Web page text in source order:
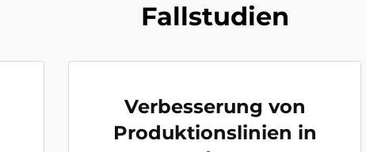
Fallstudien
Verbesserung von
Produktionslinien in